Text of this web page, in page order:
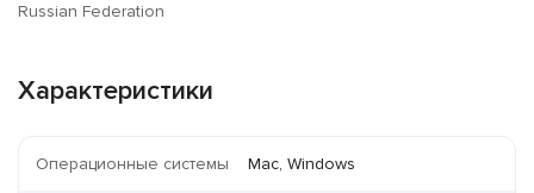
Russian Federation
Характеристики
Операционные системы Mac, Windows